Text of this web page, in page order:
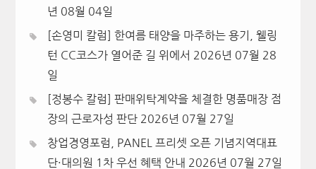
년 08월 04일
[손영미 칼럼] 한여름 태양을 마주하는 용기, 웰링
턴 CC코스가 열어준 길 위에서 2026년 07월 28
일
[정봉수 칼럼] 판매위탁계약을 체결한 명품매장 점
장의 근로자성 판단 2026년 07월 27일
창업경영포럼, PANEL 프리셋 오픈 기념지역대표
단·대의원 1차 우선 혜택 안내 2026년 07월 27일